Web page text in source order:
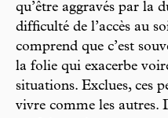
qu’être aggravés par la
difficulté de l’accès au
comprend que c’est
la folie qui exacerbe
situations. Exclues, ces
vivre comme les autres.